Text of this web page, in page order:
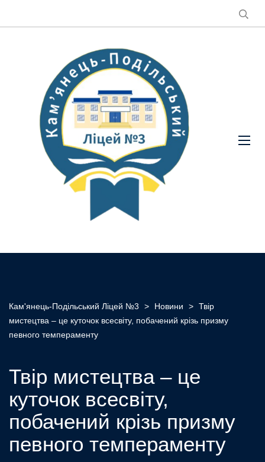
Кам'янець-Подільський Ліцей №3 > Новини > Твір
мистецтва – це куточок всесвіту, побачений крізь призму
певного темпераменту
Твір мистецтва – це
куточок всесвіту,
побачений крізь призму
певного темпераменту